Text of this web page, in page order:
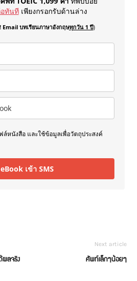
อทันที เพียงกรอกรับด้านล่าง
Email บทเรียนภาษาอังกฤษทุกวัน 1 ปี)
ล์หนังสือ และใช้ข้อมูลเพื่อวัตถุประสงค์
เข้า SMS
ผลจริง
Next article
ศัพท์เล็กๆน้อยๆ